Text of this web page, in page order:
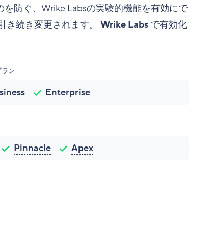
防ぐ、Wrike Labsの実験的機能を有効にで
続き変更されます。 Wrike Labsで有効化
ン
Enterprise
Pinnacle Apex